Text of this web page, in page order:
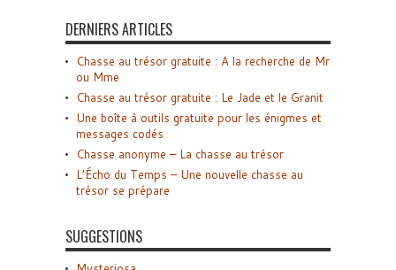
DERNIERS ARTICLES
Chasse au trésor gratuite : A la recherche de Mr
ou Mme
Chasse au trésor gratuite : Le Jade et le Granit
Une boîte à outils gratuite pour les énigmes et
messages codés
Chasse anonyme – La chasse au trésor
L’Écho du Temps – Une nouvelle chasse au
trésor se prépare
SUGGESTIONS